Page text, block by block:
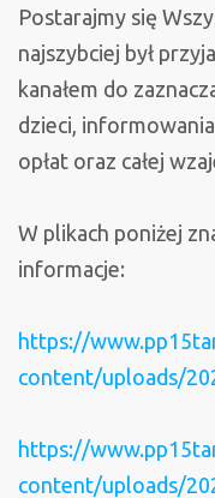
Postarajmy się
najszybciej był
kanałem do
dzieci,
opłat oraz całej
W plikach poniżej
informacje:
https://
content/uploads/
https://
content/uploads/